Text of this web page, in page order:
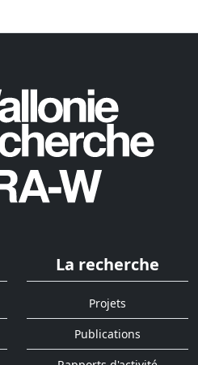
La recherche
Projets
Publications